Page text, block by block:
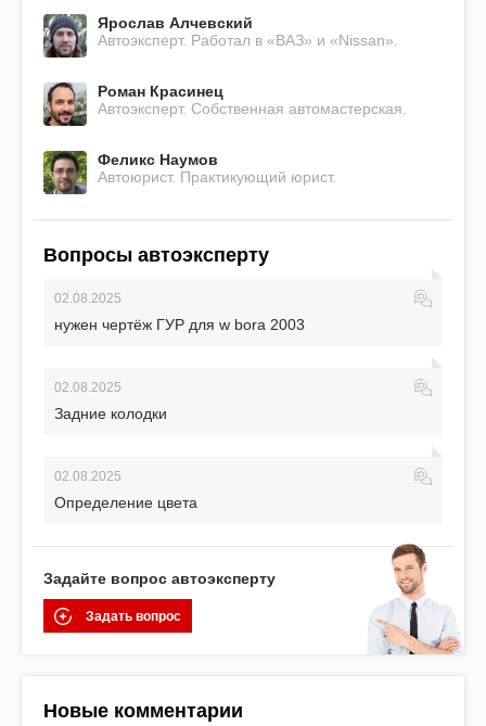
Ярослав Алчевский
Автоэксперт. Работал в «ВАЗ» и «Nissan».
Роман Красинец
Автоэксперт. Собственная автомастерская.
Феликс Наумов
Автоюрист. Практикующий юрист.
Вопросы автоэксперту
02.08.2025
нужен чертёж ГУР для w bora 2003
02.08.2025
Задние колодки
02.08.2025
Определение цвета
Задайте вопрос автоэксперту
Задать вопрос
Новые комментарии